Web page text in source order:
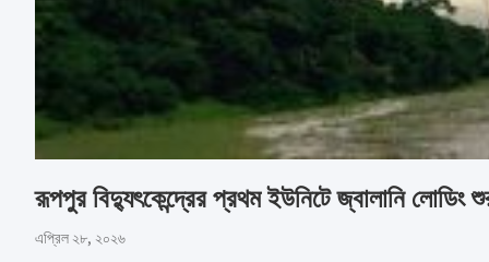
রূপপুর বিদ্যুৎকেন্দ্রের প্রথম ইউনিটে জ্বালানি লোডিং
এপ্রিল ২৮, ২০২৬